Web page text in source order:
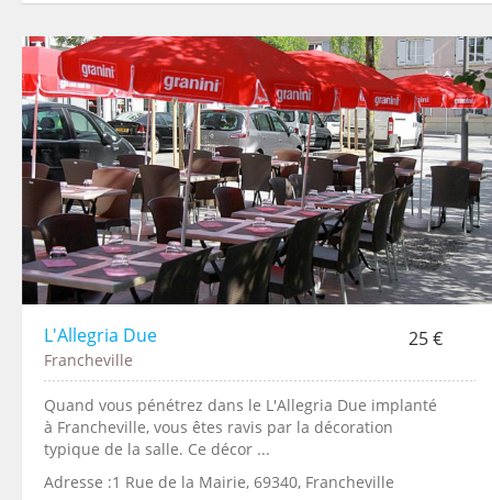
L'Allegria Due 25 €
Francheville
Quand vous pénétrez dans le L'Allegria Due implanté
à Francheville, vous êtes ravis par la décoration
typique de la salle. Ce décor ...
Adresse :1 Rue de la Mairie, 69340, Francheville